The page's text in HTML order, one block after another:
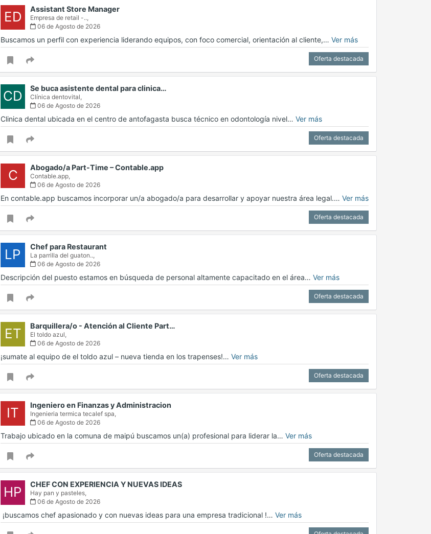
ED Assistant Store Manager
Empresa de retail -..,
06 de Agosto de 2026
Buscamos un perfil con experiencia liderando equipos, con foco comercial, orientación al cliente,… Ver más
Oferta destacada
CD Se buca asistente dental para clinica…
Clínica dentovital,
06 de Agosto de 2026
Clinica dental ubicada en el centro de antofagasta busca técnico en odontología nivel… Ver más
Oferta destacada
C Abogado/a Part-Time – Contable.app
Contable.app,
06 de Agosto de 2026
En contable.app buscamos incorporar un/a abogado/a para desarrollar y apoyar nuestra área legal.… Ver más
Oferta destacada
LP Chef para Restaurant
La parrilla del guaton..,
06 de Agosto de 2026
Descripción del puesto estamos en búsqueda de personal altamente capacitado en el área… Ver más
Oferta destacada
ET Barquillera/o - Atención al Cliente Part…
El toldo azul,
06 de Agosto de 2026
¡sumate al equipo de el toldo azul – nueva tienda en los trapenses!… Ver más
Oferta destacada
IT Ingeniero en Finanzas y Administracion
Ingenieria termica tecalef spa,
06 de Agosto de 2026
Trabajo ubicado en la comuna de maipú buscamos un(a) profesional para liderar la… Ver más
Oferta destacada
HP CHEF CON EXPERIENCIA Y NUEVAS IDEAS
Hay pan y pasteles,
06 de Agosto de 2026
‍ ¡buscamos chef apasionado y con nuevas ideas para una empresa tradicional !… Ver más